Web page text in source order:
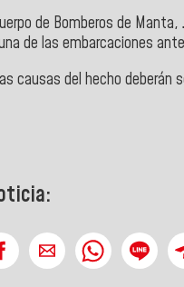
de Bomberos de Manta,
de las embarcaciones
causas del hecho